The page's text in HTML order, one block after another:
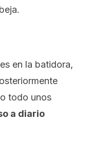
en la batidora,
todo unos
a diario